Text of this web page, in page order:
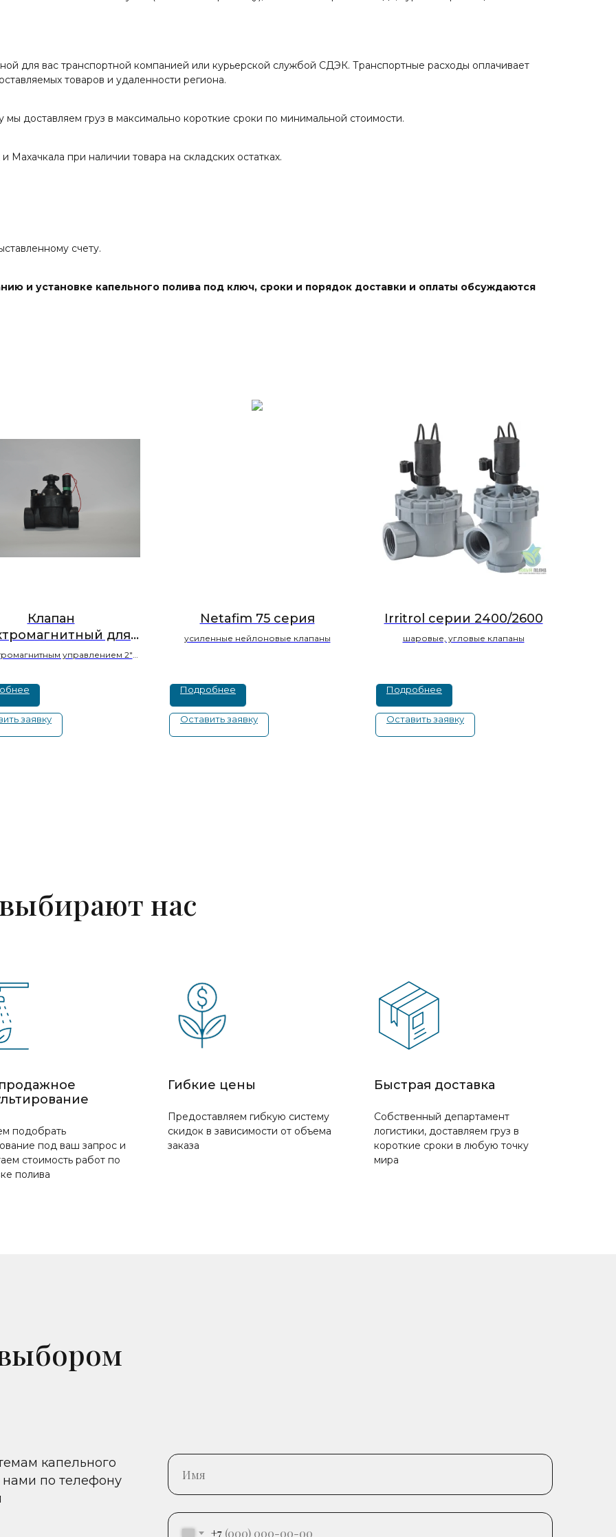
для вас транспортной компанией или курьерской службой СДЭК. Транспортные расходы оплачивает
товаров и удаленности региона.
доставляем груз в максимально короткие сроки по минимальной стоимости.
при наличии товара на складских остатках.
счету.
и установке капельного полива под ключ, сроки и порядок доставки и оплаты обсуждаются
Клапан
для
полива
управлением 2″
заявку
Netafim 75 серия
усиленные нейлоновые клапаны
Подробнее
Оставить заявку
Irritrol серии 2400/2600
шаровые, угловые клапаны
Подробнее
Оставить заявку
нас
подобрать
под ваш запрос и
стоимость работ по
полива
Гибкие цены
Предоставляем гибкую систему
скидок в зависимости от объема
заказа
Быстрая доставка
Собственный департамент
логистики, доставляем груз в
короткие сроки в любую точку
мира
капельного
по телефону
+7